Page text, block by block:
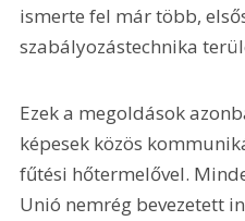
ismerte fel már több,
szabályozástechnika
Ezek a megoldások
képesek közös
fűtési hőtermelővel.
Unió nemrég bevezetett